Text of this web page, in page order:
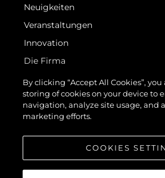
Neuigkeiten
Veranstaltungen
Innovation
Die Firma
Das Team
Lifestyle
Geschichte
By clicking “Accept All Cookies”,
storing of cookies on your device to
navigation, analyze site usage, and
marketing efforts.
COOKIES